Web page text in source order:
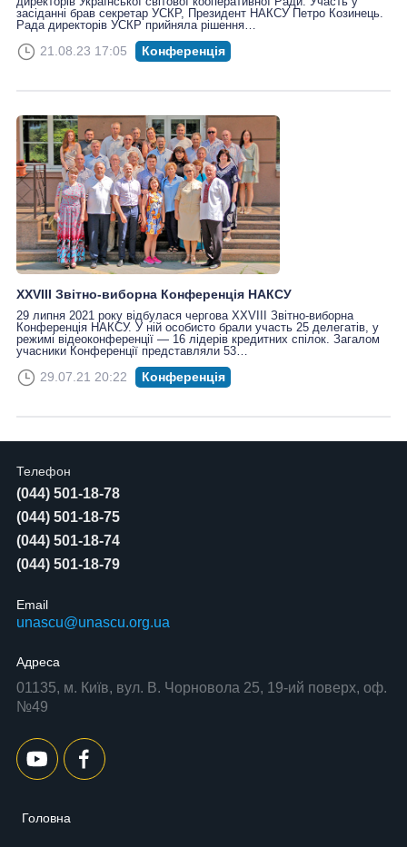
засіданні брав секретар УСКР, Президент НАКСУ Петро Козинець.
Рада директорів УСКР прийняла рішення…
21.08.23 17:05 Конференція
XXVІІІ Звітно-виборна Конференція НАКСУ
29 липня 2021 року відбулася чергова XXVІІІ Звітно-виборна
Конференція НАКСУ. У ній особисто брали участь 25 делегатів, у
режимі відеоконференції — 16 лідерів кредитних спілок. Загалом
учасники Конференції представляли 53…
29.07.21 20:22 Конференція
Телефон
(044) 501-18-78
(044) 501-18-75
(044) 501-18-74
(044) 501-18-79
Email
unascu@unascu.org.ua
Адреса
01135, м. Київ, вул. В. Чорновола 25, 19-ий поверх, оф.
№49
Головна